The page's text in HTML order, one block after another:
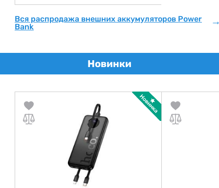
Вся распродажа внешних аккумуляторов Power
Bank
Новинки